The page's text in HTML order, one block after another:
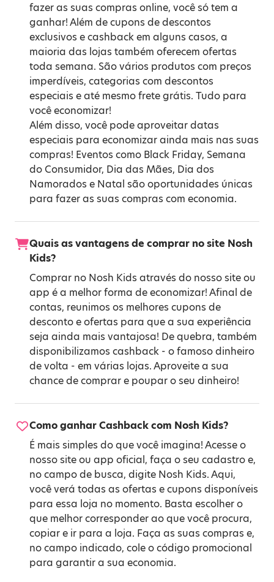
fazer as suas compras online, você só tem a
ganhar! Além de cupons de descontos
exclusivos e cashback em alguns casos, a
maioria das lojas também oferecem ofertas
toda semana. São vários produtos com preços
imperdíveis, categorias com descontos
especiais e até mesmo frete grátis. Tudo para
você economizar!
Além disso, você pode aproveitar datas
especiais para economizar ainda mais nas suas
compras! Eventos como Black Friday, Semana
do Consumidor, Dia das Mães, Dia dos
Namorados e Natal são oportunidades únicas
para fazer as suas compras com economia.
Quais as vantagens de comprar no site Nosh
Kids?
Comprar no Nosh Kids através do nosso site ou
app é a melhor forma de economizar! Afinal de
contas, reunimos os melhores cupons de
desconto e ofertas para que a sua experiência
seja ainda mais vantajosa! De quebra, também
disponibilizamos cashback - o famoso dinheiro
de volta - em várias lojas. Aproveite a sua
chance de comprar e poupar o seu dinheiro!
Como ganhar Cashback com Nosh Kids?
É mais simples do que você imagina! Acesse o
nosso site ou app oficial, faça o seu cadastro e,
no campo de busca, digite Nosh Kids. Aqui,
você verá todas as ofertas e cupons disponíveis
para essa loja no momento. Basta escolher o
que melhor corresponder ao que você procura,
copiar e ir para a loja. Faça as suas compras e,
no campo indicado, cole o código promocional
para garantir a sua economia.